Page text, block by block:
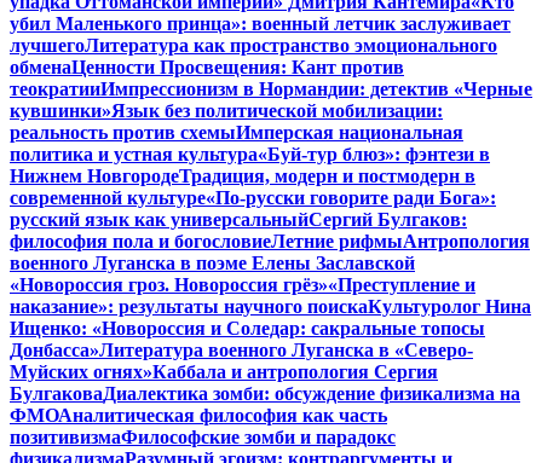
убил Маленького принца»: военный летчик заслуживает
лучшегоЛитература как пространство эмоционального
обменаЦенности Просвещения: Кант против
теократииИмпрессионизм в Нормандии: детектив «Черные
кувшинки»Язык без политической мобилизации:
реальность против схемыИмперская национальная
политика и устная культура«Буй-тур блюз»: фэнтези в
Нижнем НовгородеТрадиция, модерн и постмодерн в
современной культуре«По-русски говорите ради Бога»:
русский язык как универсальныйСергий Булгаков:
философия пола и богословиеЛетние рифмыАнтропология
военного Луганска в поэме Елены Заславской
«Новороссия гроз. Новороссия грёз»«Преступление и
наказание»: результаты научного поискаКультуролог Нина
Ищенко: «Новороссия и Соледар: сакральные топосы
Донбасса»Литература военного Луганска в «Северо-
Муйских огнях»Каббала и антропология Сергия
БулгаковаДиалектика зомби: обсуждение физикализма на
ФМОАналитическая философия как часть
позитивизмаФилософские зомби и парадокс